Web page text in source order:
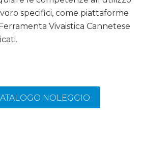
specifici, come piattaforme
Vivaistica Cannetese
NOLEGGIO